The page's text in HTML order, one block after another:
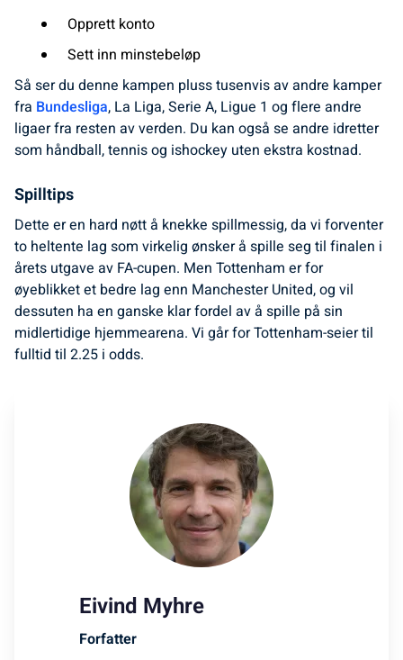
Opprett konto
Sett inn minstebeløp
Så ser du denne kampen pluss tusenvis av andre kamper
fra Bundesliga, La Liga, Serie A, Ligue 1 og flere andre
ligaer fra resten av verden. Du kan også se andre idretter
som håndball, tennis og ishockey uten ekstra kostnad.
Spilltips
Dette er en hard nøtt å knekke spillmessig, da vi forventer
to heltente lag som virkelig ønsker å spille seg til finalen i
årets utgave av FA-cupen. Men Tottenham er for
øyeblikket et bedre lag enn Manchester United, og vil
dessuten ha en ganske klar fordel av å spille på sin
midlertidige hjemmearena. Vi går for Tottenham-seier til
fulltid til 2.25 i odds.
Eivind Myhre
Forfatter